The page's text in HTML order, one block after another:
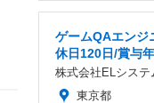
ゲームQAエンジ
休日120日/賞与
株式会社ELシステ
東京都